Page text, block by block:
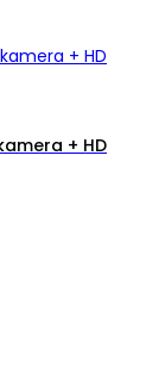
+ HD